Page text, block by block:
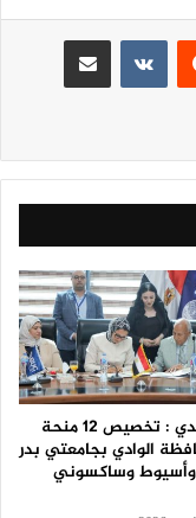
حنان مجدي : تخصيص 12 منحة
الوادي بجامعتي بدر
وأسيوط وساكسوني